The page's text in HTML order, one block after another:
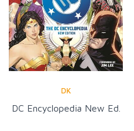
DK
DC Encyclopedia New Ed.